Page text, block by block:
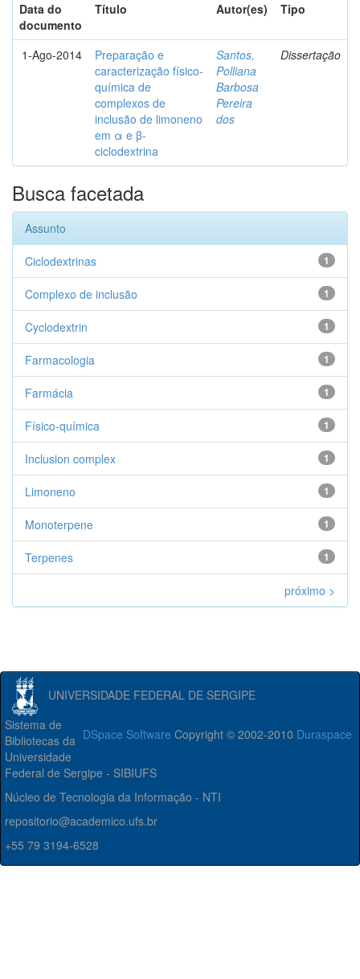
Data do
documento
Título Autor(es) Tipo
1-Ago-2014
Preparação e
caracterização físico-
química de
complexos de
inclusão de limoneno
em α e β-
ciclodextrina
Santos,
Polliana
Barbosa
Pereira
dos
Dissertação
Busca facetada
Assunto
1
Ciclodextrinas
1
Complexo de inclusão
1
Cyclodextrin
1
Farmacologia
1
Farmácia
1
Físico-química
1
Inclusion complex
1
Limoneno
1
Monoterpene
1
Terpenes
próximo >
UNIVERSIDADE FEDERAL DE SERGIPE
DSpace Software Copyright © 2002-2010 Duraspace
Sistema de
Bibliotecas da
Universidade
Federal de Sergipe - SIBIUFS
Núcleo de Tecnologia da Informação - NTI
repositorio@academico.ufs.br
+55 79 3194-6528